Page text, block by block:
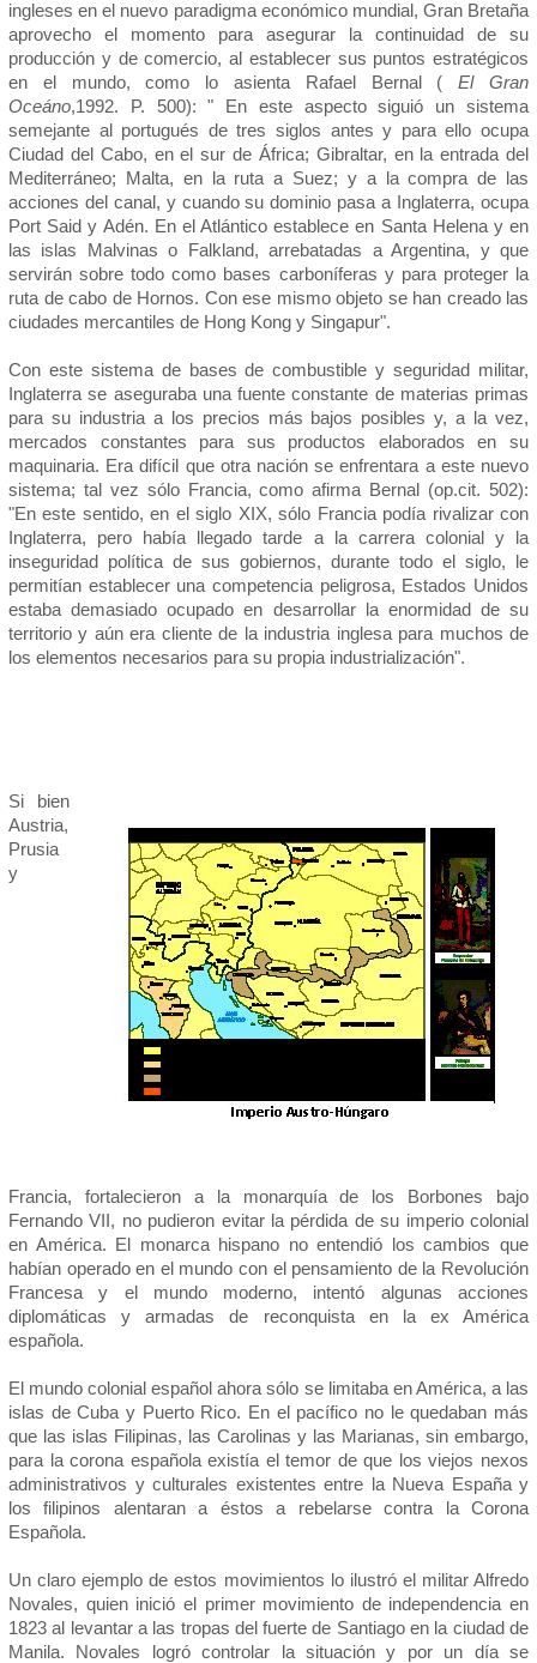
ingleses en el nuevo paradigma económico mundial, Gran Bretaña
aprovecho el momento para asegurar la continuidad de su
producción y de comercio, al establecer sus puntos estratégicos
en el mundo, como lo asienta Rafael Bernal (El Gran
Oceáno,1992. P. 500): " En este aspecto siguió un sistema
semejante al portugués de tres siglos antes y para ello ocupa
Ciudad del Cabo, en el sur de África; Gibraltar, en la entrada del
Mediterráneo; Malta, en la ruta a Suez; y a la compra de las
acciones del canal, y cuando su dominio pasa a Inglaterra, ocupa
Port Said y Adén. En el Atlántico establece en Santa Helena y en
las islas Malvinas o Falkland, arrebatadas a Argentina, y que
servirán sobre todo como bases carboníferas y para proteger la
ruta de cabo de Hornos. Con ese mismo objeto se han creado las
ciudades mercantiles de Hong Kong y Singapur".
Con este sistema de bases de combustible y seguridad militar,
Inglaterra se aseguraba una fuente constante de materias primas
para su industria a los precios más bajos posibles y, a la vez,
mercados constantes para sus productos elaborados en su
maquinaria. Era difícil que otra nación se enfrentara a este nuevo
sistema; tal vez sólo Francia, como afirma Bernal (op.cit. 502):
"En este sentido, en el siglo XIX, sólo Francia podía rivalizar con
Inglaterra, pero había llegado tarde a la carrera colonial y la
inseguridad política de sus gobiernos, durante todo el siglo, le
permitían establecer una competencia peligrosa, Estados Unidos
estaba demasiado ocupado en desarrollar la enormidad de su
territorio y aún era cliente de la industria inglesa para muchos de
los elementos necesarios para su propia industrialización".
Si bien
Austria,
Prusia
y
Francia, fortalecieron a la monarquía de los Borbones bajo
Fernando VII, no pudieron evitar la pérdida de su imperio colonial
en América. El monarca hispano no entendió los cambios que
habían operado en el mundo con el pensamiento de la Revolución
Francesa y el mundo moderno, intentó algunas acciones
diplomáticas y armadas de reconquista en la ex América
española.
El mundo colonial español ahora sólo se limitaba en América, a las
islas de Cuba y Puerto Rico. En el pacífico no le quedaban más
que las islas Filipinas, las Carolinas y las Marianas, sin embargo,
para la corona española existía el temor de que los viejos nexos
administrativos y culturales existentes entre la Nueva España y
los filipinos alentaran a éstos a rebelarse contra la Corona
Española.
Un claro ejemplo de estos movimientos lo ilustró el militar Alfredo
Novales, quien inició el primer movimiento de independencia en
1823 al levantar a las tropas del fuerte de Santiago en la ciudad de
Manila. Novales logró controlar la situación y por un día se